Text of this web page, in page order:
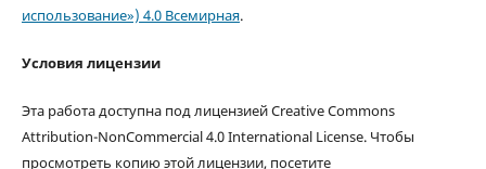
использование») 4.0 Всемирная.
Условия лицензии
Эта работа доступна под лицензией Creative Commons
Attribution-NonCommercial 4.0 International License. Чтобы
просмотреть копию этой лицензии, посетите